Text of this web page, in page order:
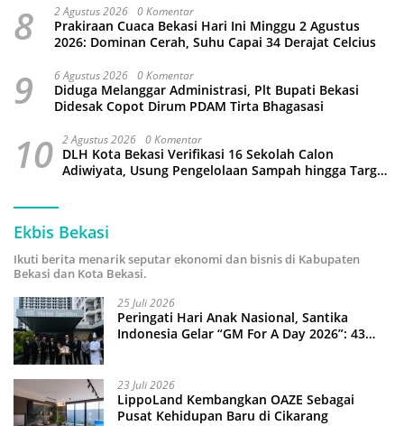
8 2 Agustus 2026 0 Komentar
Prakiraan Cuaca Bekasi Hari Ini Minggu 2 Agustus
2026: Dominan Cerah, Suhu Capai 34 Derajat Celcius
9 6 Agustus 2026 0 Komentar
Diduga Melanggar Administrasi, Plt Bupati Bekasi
Didesak Copot Dirum PDAM Tirta Bhagasasi
10 2 Agustus 2026 0 Komentar
DLH Kota Bekasi Verifikasi 16 Sekolah Calon
Adiwiyata, Usung Pengelolaan Sampah hingga Target
Ekbis Bekasi
Ikuti berita menarik seputar ekonomi dan bisnis di Kabupaten
Bekasi dan Kota Bekasi.
25 Juli 2026
Peringati Hari Anak Nasional, Santika
Indonesia Gelar “GM For A Day 2026”: 43
23 Juli 2026
LippoLand Kembangkan OAZE Sebagai
Pusat Kehidupan Baru di Cikarang